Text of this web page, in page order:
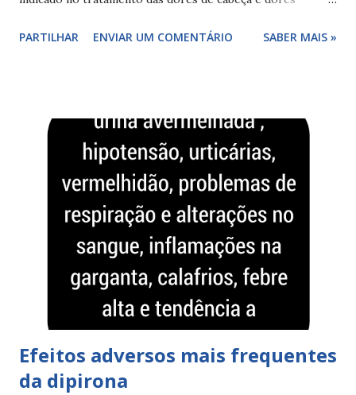
Reações adversas mais frequentes do dorflex® : alterações
pressão ocular, náuseas, vômitos , prisão de ventre , dores
de cabeça, tonturas, alucinações, delírio, coma e alterações
no sangue ( anemia ). Descubra outros posts relacionados:
Dorflex® Dorflex® indicações Efeitos colaterais de
dorflex®
PARTILHAR ENVIAR UM COMENTÁRIO SABER MAIS »
Efeitos adversos mais frequentes
da dipirona